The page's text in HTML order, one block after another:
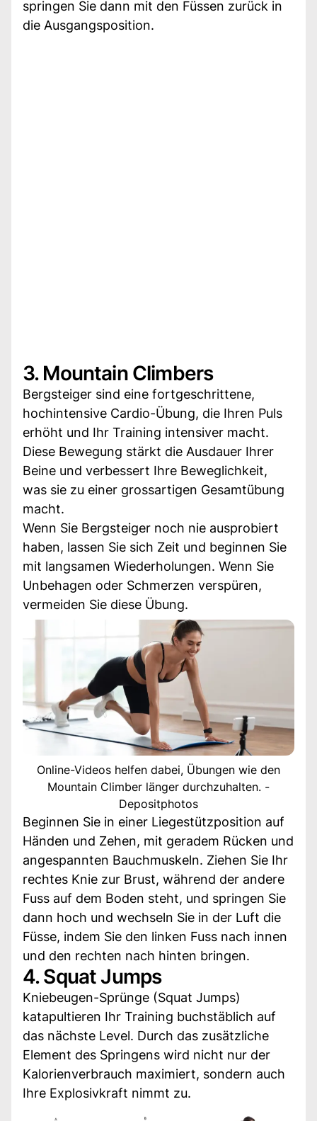
springen Sie dann mit den Füssen zurück in
die Ausgangsposition.
3. Mountain Climbers
Bergsteiger sind eine fortgeschrittene,
hochintensive Cardio-Übung, die Ihren Puls
erhöht und Ihr Training intensiver macht.
Diese Bewegung stärkt die Ausdauer Ihrer
Beine und verbessert Ihre Beweglichkeit,
was sie zu einer grossartigen Gesamtübung
macht.
Wenn Sie Bergsteiger noch nie ausprobiert
haben, lassen Sie sich Zeit und beginnen Sie
mit langsamen Wiederholungen. Wenn Sie
Unbehagen oder Schmerzen verspüren,
vermeiden Sie diese Übung.
Online-Videos helfen dabei, Übungen wie den
Mountain Climber länger durchzuhalten. -
Depositphotos
Beginnen Sie in einer Liegestützposition auf
Händen und Zehen, mit geradem Rücken und
angespannten Bauchmuskeln. Ziehen Sie Ihr
rechtes Knie zur Brust, während der andere
Fuss auf dem Boden steht, und springen Sie
dann hoch und wechseln Sie in der Luft die
Füsse, indem Sie den linken Fuss nach innen
und den rechten nach hinten bringen.
4. Squat Jumps
Kniebeugen-Sprünge (Squat Jumps)
katapultieren Ihr Training buchstäblich auf
das nächste Level. Durch das zusätzliche
Element des Springens wird nicht nur der
Kalorienverbrauch maximiert, sondern auch
Ihre Explosivkraft nimmt zu.